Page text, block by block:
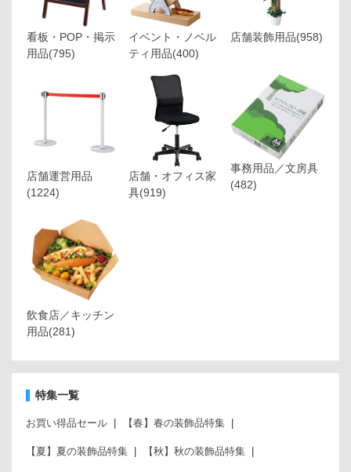
看板・POP・掲示
用品(795)
イベント・ノベル
ティ用品(400)
店舗装飾用品(958)
店舗運営用品
(1224)
店舗・オフィス家
具(919)
事務用品／文房具
(482)
飲食店／キッチン
用品(281)
特集一覧
お買い得品セール 【春】春の装飾品特集
【夏】夏の装飾品特集 【秋】秋の装飾品特集